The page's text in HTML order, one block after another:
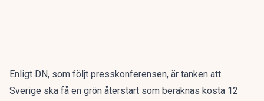
Enligt DN, som följt presskonferensen, är tanken att
Sverige ska få en grön återstart som beräknas kosta 12